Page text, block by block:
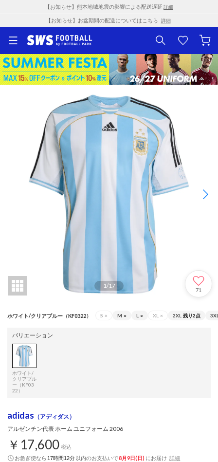
【お知らせ】熊本地域地震の影響による配送遅延 詳細
【お知らせ】お盆期間の配送についてはこちら 詳細
1/17
71
ホワイト/クリアブルー（KF0322） S × M ○ L ○ XL × 2XL 残り2点
バリエーション
ホワイト/
クリアブル
ー（KF03
22）
adidas （アディダス）
アルゼンチン代表 ホーム ユニフォーム 2006
￥17,600 税込
お急ぎ便なら 17時間12分以内のお支払いで8月9日(日) にお届け 詳細